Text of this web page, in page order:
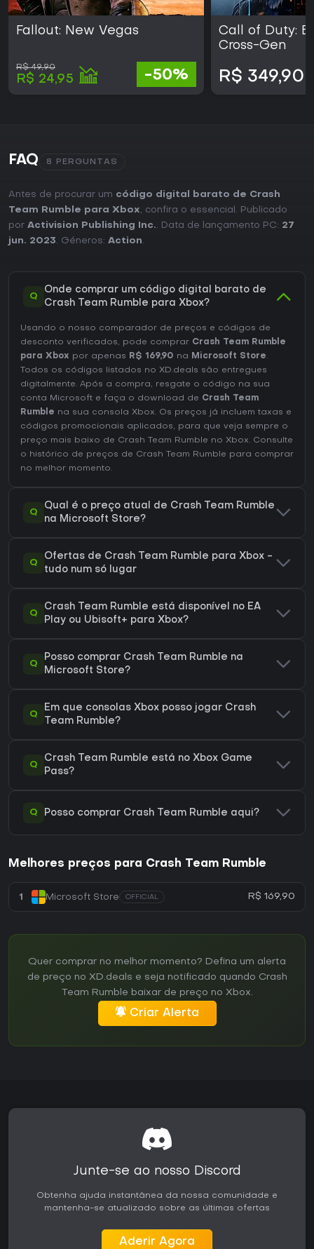
limitada, já que o desenvolvimento terminou após três
Game Pass oferece uma entrada acessível para testar as
partidas principais sem necessidade de compra adicional.
Fallout: New Vegas
R$ 49,90
R$ 24,95 -50%
Call of Duty:
Cross-Gen
R$ 349,90
FAQ 8 PERGUNTAS
Antes de procurar um código digital barato de Crash
Team Rumble para Xbox, confira o essencial. Publicado
por Activision Publishing Inc.. Data de lançamento PC: 27
jun. 2023. Géneros: Action.
Q
Onde comprar um código digital barato de
Crash Team Rumble para Xbox?
Usando o nosso comparador de preços e códigos de
desconto verificados, pode comprar Crash Team Rumble
para Xbox por apenas R$ 169,90 na Microsoft Store.
Todos os códigos listados no XD.deals são entregues
digitalmente. Após a compra, resgate o código na sua
conta Microsoft e faça o download de Crash Team
Rumble na sua consola Xbox. Os preços já incluem taxas e
códigos promocionais aplicados, para que veja sempre o
preço mais baixo de Crash Team Rumble no Xbox. Consulte
o histórico de preços de Crash Team Rumble para comprar
no melhor momento.
Q
Qual é o preço atual de Crash Team Rumble
na Microsoft Store?
Q
Ofertas de Crash Team Rumble para Xbox -
tudo num só lugar
Q
Crash Team Rumble está disponível no EA
Play ou Ubisoft+ para Xbox?
Q
Posso comprar Crash Team Rumble na
Microsoft Store?
Q
Em que consolas Xbox posso jogar Crash
Team Rumble?
Q
Crash Team Rumble está no Xbox Game
Pass?
Q Posso comprar Crash Team Rumble aqui?
Melhores preços para Crash Team Rumble
1 Microsoft Store OFFICIAL R$ 169,90
Quer comprar no melhor momento? Defina um alerta
de preço no XD.deals e seja notificado quando Crash
Team Rumble baixar de preço no Xbox.
Criar Alerta
Junte-se ao nosso Discord
Obtenha ajuda instantânea da nossa comunidade e
mantenha-se atualizado sobre as últimas ofertas
Aderir Agora